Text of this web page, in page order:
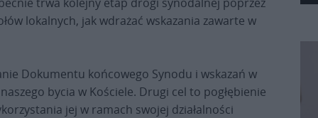
lokalnych, jak wdrażać wskazania zawarte w
Dokumentu końcowego Synodu i wskazań w
bycia w Kościele. Drugi cel to pogłębienie
jej w ramach swojej działalności